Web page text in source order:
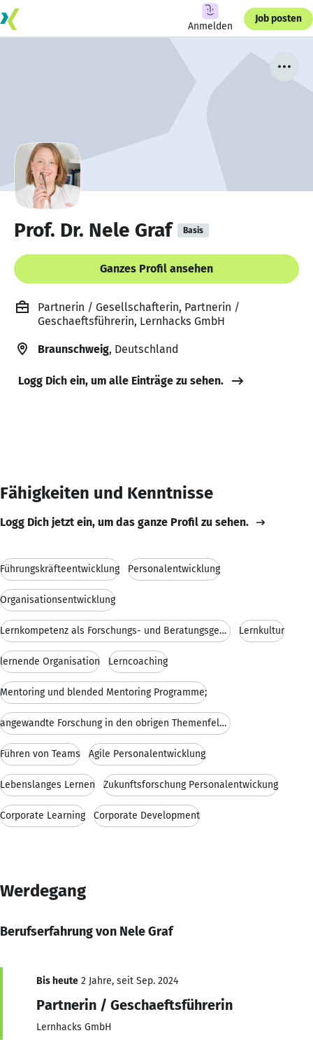
Anmelden
Job posten
Prof. Dr. Nele Graf Basis
Ganzes Profil ansehen
Partnerin / Gesellschafterin, Partnerin /
Geschaeftsführerin, Lernhacks GmbH
Braunschweig, Deutschland
Logg Dich ein, um alle Einträge zu sehen.
Fähigkeiten und Kenntnisse
Logg Dich jetzt ein, um das ganze Profil zu sehen.
Führungskräfteentwicklung Personalentwicklung
Organisationsentwicklung
Lernkompetenz als Forschungs- und Beratungsgebiet Lernkultur
lernende Organisation Lerncoaching
Mentoring und blended Mentoring Programme;
angewandte Forschung in den obrigen Themenfeldern
Führen von Teams Agile Personalentwicklung
Lebenslanges Lernen Zukunftsforschung Personalentwickung
Corporate Learning Corporate Development
Werdegang
Berufserfahrung von Nele Graf
Bis heute 2 Jahre, seit Sep. 2024
Partnerin / Geschaeftsführerin
Lernhacks GmbH